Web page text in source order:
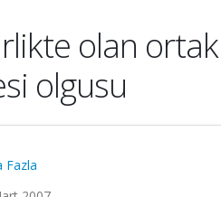
olan
olgusu
Fazla